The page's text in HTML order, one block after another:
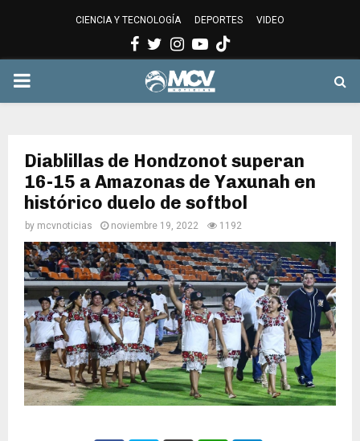
CIENCIA Y TECNOLOGÍA DEPORTES VIDEO
Facebook
Twitter
Instagram
Youtube
PRIMARY
Diablillas de Hondzonot superan
16-15 a Amazonas de Yaxunah en
histórico duelo de softbol
by mcvnoticias noviembre 19, 2022 1192